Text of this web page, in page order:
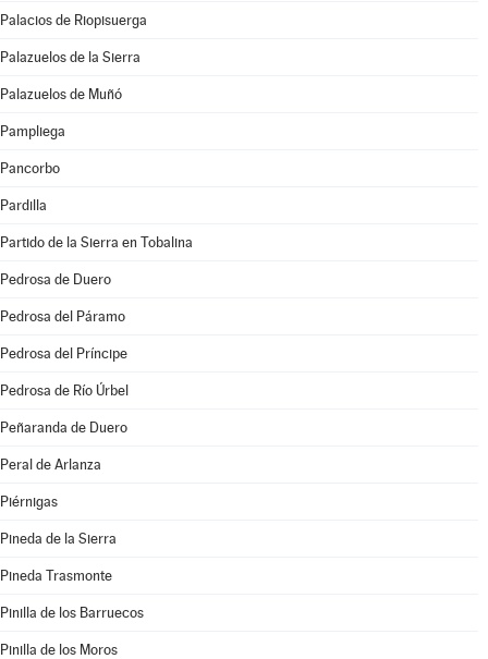
Palacios de Riopisuerga
Palazuelos de la Sierra
Palazuelos de Muñó
Pampliega
Pancorbo
Pardilla
Partido de la Sierra en Tobalina
Pedrosa de Duero
Pedrosa del Páramo
Pedrosa del Príncipe
Pedrosa de Río Úrbel
Peñaranda de Duero
Peral de Arlanza
Piérnigas
Pineda de la Sierra
Pineda Trasmonte
Pinilla de los Barruecos
Pinilla de los Moros